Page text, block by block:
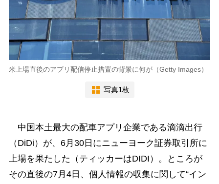
米上場直後のアプリ配信停止措置の背景に何が（Getty Images）
写真1枚
中国本土最大の配車アプリ企業である滴滴出行
（DiDi）が、6月30日にニューヨーク証券取引所に
上場を果たした（ティッカーはDIDI）。ところが
その直後の7月4日、個人情報の収集に関して“イン